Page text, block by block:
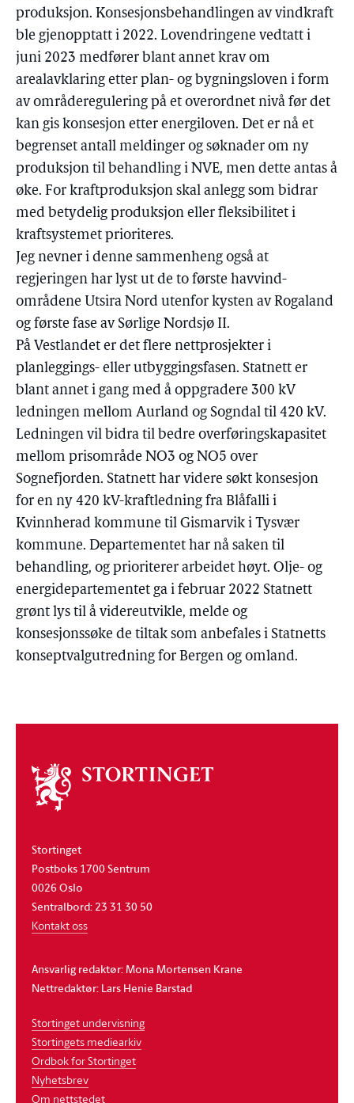
produksjon. Konsesjonsbehandlingen av vindkraft
ble gjenopptatt i 2022. Lovendringene vedtatt i
juni 2023 medfører blant annet krav om
arealavklaring etter plan- og bygningsloven i form
av områderegulering på et overordnet nivå før det
kan gis konsesjon etter energiloven. Det er nå et
begrenset antall meldinger og søknader om ny
produksjon til behandling i NVE, men dette antas å
øke. For kraftproduksjon skal anlegg som bidrar
med betydelig produksjon eller fleksibilitet i
kraftsystemet prioriteres.
Jeg nevner i denne sammenheng også at
regjeringen har lyst ut de to første havvind-
områdene Utsira Nord utenfor kysten av Rogaland
og første fase av Sørlige Nordsjø II.
På Vestlandet er det flere nettprosjekter i
planleggings- eller utbyggingsfasen. Statnett er
blant annet i gang med å oppgradere 300 kV
ledningen mellom Aurland og Sogndal til 420 kV.
Ledningen vil bidra til bedre overføringskapasitet
mellom prisområde NO3 og NO5 over
Sognefjorden. Statnett har videre søkt konsesjon
for en ny 420 kV-kraftledning fra Blåfalli i
Kvinnherad kommune til Gismarvik i Tysvær
kommune. Departementet har nå saken til
behandling, og prioriterer arbeidet høyt. Olje- og
energidepartementet ga i februar 2022 Statnett
grønt lys til å videreutvikle, melde og
konsesjonssøke de tiltak som anbefales i Statnetts
konseptvalgutredning for Bergen og omland.
Om
stortinget
Stortinget
Postboks 1700 Sentrum
0026 Oslo
Sentralbord: 23 31 30 50
Kontakt oss
Ansvarlig redaktør: Mona Mortensen Krane
Nettredaktør: Lars Henie Barstad
Stortinget undervisning
Stortingets mediearkiv
Ordbok for Stortinget
Nyhetsbrev
Om nettstedet